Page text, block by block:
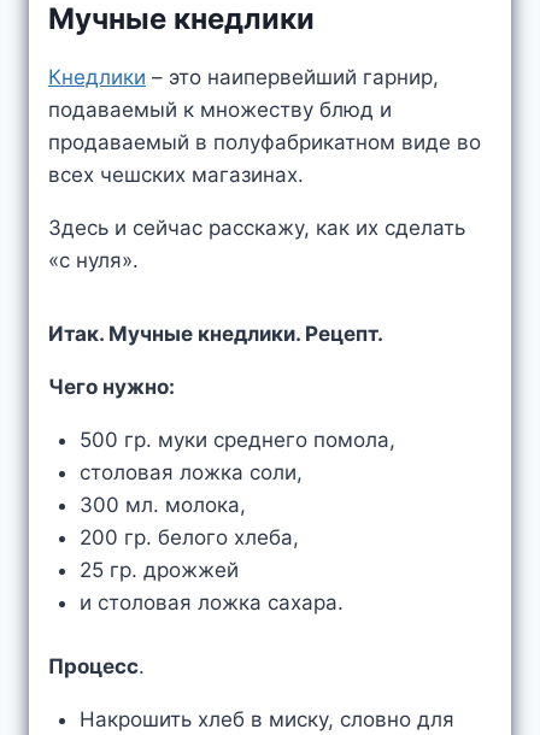
Мучные кнедлики
Кнедлики – это наипервейший гарнир,
подаваемый к множеству блюд и
продаваемый в полуфабрикатном виде во
всех чешских магазинах.
Здесь и сейчас расскажу, как их сделать
«с нуля».
Итак. Мучные кнедлики. Рецепт.
Чего нужно:
500 гр. муки среднего помола,
столовая ложка соли,
300 мл. молока,
200 гр. белого хлеба,
25 гр. дрожжей
и столовая ложка сахара.
Процесс.
Накрошить хлеб в миску, словно для